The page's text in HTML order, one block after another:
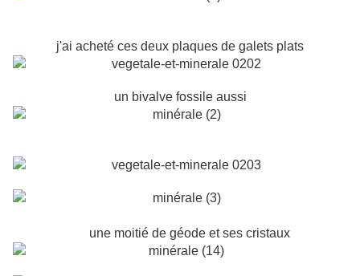
j'ai acheté ces deux plaques de galets plats
un bivalve fossile aussi
une moitié de géode et ses cristaux